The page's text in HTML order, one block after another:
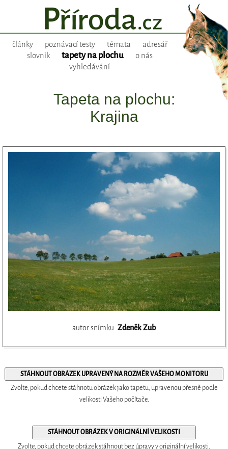
články poznávací testy témata
adresář
slovník
tapety na plochu
o nás
vyhledávání
Tapeta na plochu:
Krajina
autor snímku: Zdeněk Zub
Zvolte, pokud chcete stáhnotu obrázek jako tapetu, upravenou přesně podle
velikosti Vašeho počítače.
Zvolte, pokud chcete obrázek stáhnout bez úpravy v originální velikosti.